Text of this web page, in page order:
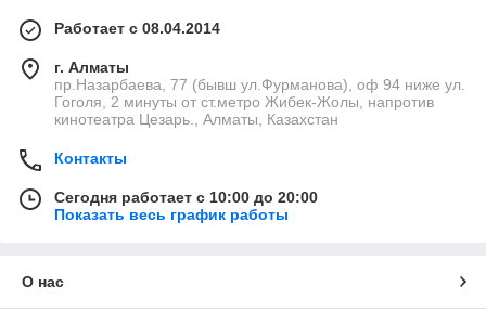
Работает с 08.04.2014
г. Алматы
пр.Назарбаева, 77 (бывш ул.Фурманова), оф 94 ниже ул.
Гоголя, 2 минуты от ст.метро Жибек-Жолы, напротив
кинотеатра Цезарь., Алматы, Казахстан
Контакты
Сегодня работает с 10:00 до 20:00
Показать весь график работы
О нас